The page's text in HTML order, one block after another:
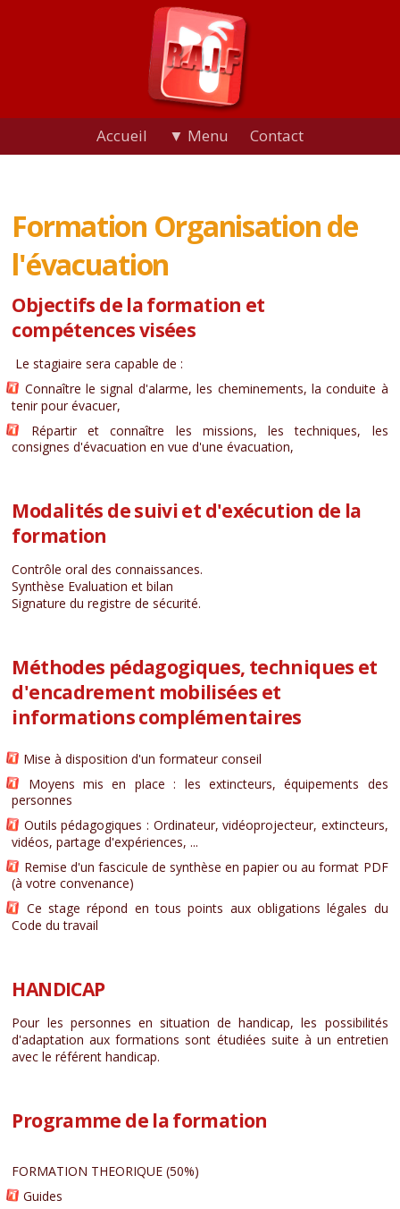
Accueil ▼ Menu Contact
Formation Organisation de
l'évacuation
Objectifs de la formation et
compétences visées
Le stagiaire sera capable de :
Connaître le signal d'alarme, les cheminements, la conduite à
tenir pour évacuer,
Répartir et connaître les missions, les techniques, les
consignes d'évacuation en vue d'une évacuation,
Modalités de suivi et d'exécution de la
formation
Contrôle oral des connaissances.
Synthèse Evaluation et bilan
Signature du registre de sécurité.
Méthodes pédagogiques, techniques et
d'encadrement mobilisées et
informations complémentaires
Mise à disposition d'un formateur conseil
Moyens mis en place : les extincteurs, équipements des
personnes
Outils pédagogiques : Ordinateur, vidéoprojecteur, extincteurs,
vidéos, partage d'expériences, ...
Remise d'un fascicule de synthèse en papier ou au format PDF
(à votre convenance)
Ce stage répond en tous points aux obligations légales du
Code du travail
HANDICAP
Pour les personnes en situation de handicap, les possibilités
d'adaptation aux formations sont étudiées suite à un entretien
avec le référent handicap.
Programme de la formation
FORMATION THEORIQUE (50%)
Guides